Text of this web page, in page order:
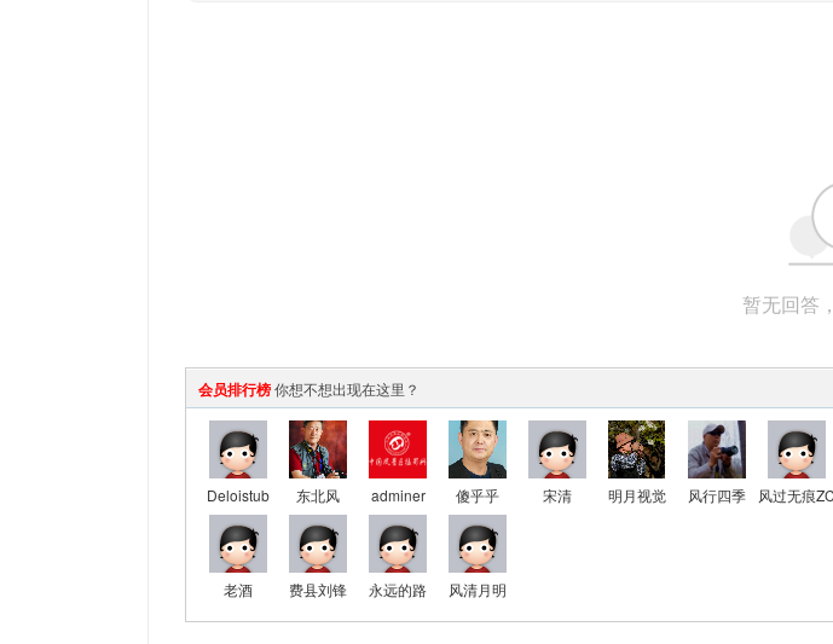
暂无回答
会员排行榜你想不想出现在这里？
Deloistub 东北风 adminer 傻乎乎 宋清 明月视觉 风行四季 风过无痕ZC
老酒 费县刘锋 永远的路 风清月明